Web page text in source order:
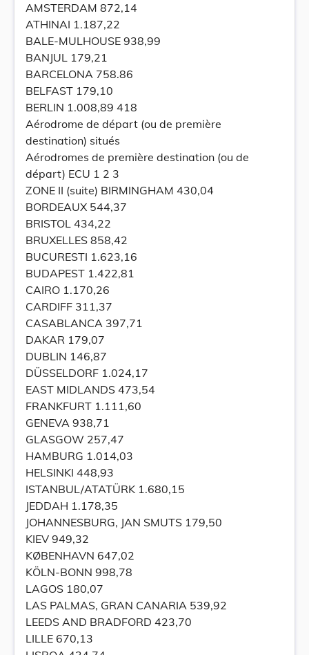
AMSTERDAM 872,14
ATHINAI 1.187,22
BALE-MULHOUSE 938,99
BANJUL 179,21
BARCELONA 758.86
BELFAST 179,10
BERLIN 1.008,89 418
Aérodrome de départ (ou de première
destination) situés
Aérodromes de première destination (ou de
départ) ECU 1 2 3
ZONE II (suite) BIRMINGHAM 430,04
BORDEAUX 544,37
BRISTOL 434,22
BRUXELLES 858,42
BUCURESTI 1.623,16
BUDAPEST 1.422,81
CAIRO 1.170,26
CARDIFF 311,37
CASABLANCA 397,71
DAKAR 179,07
DUBLIN 146,87
DÜSSELDORF 1.024,17
EAST MIDLANDS 473,54
FRANKFURT 1.111,60
GENEVA 938,71
GLASGOW 257,47
HAMBURG 1.014,03
HELSINKI 448,93
ISTANBUL/ATATÜRK 1.680,15
JEDDAH 1.178,35
JOHANNESBURG, JAN SMUTS 179,50
KIEV 949,32
KØBENHAVN 647,02
KÖLN-BONN 998,78
LAGOS 180,07
LAS PALMAS, GRAN CANARIA 539,92
LEEDS AND BRADFORD 423,70
LILLE 670,13